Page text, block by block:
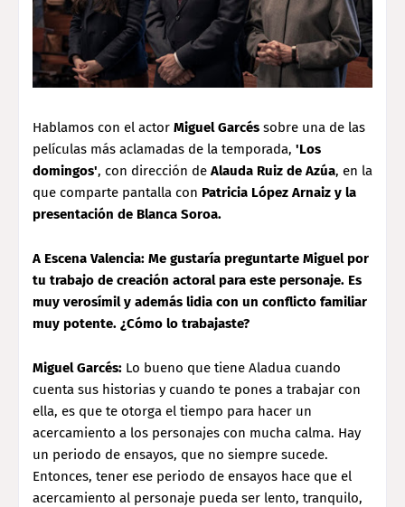
Hablamos con el actor Miguel Garcés sobre una de las
películas más aclamadas de la temporada, 'Los
domingos', con dirección de Alauda Ruiz de Azúa, en la
que comparte pantalla con Patricia López Arnaiz y la
presentación de Blanca Soroa.
A Escena Valencia: Me gustaría preguntarte Miguel por
tu trabajo de creación actoral para este personaje. Es
muy verosímil y además lidia con un conflicto familiar
muy potente. ¿Cómo lo trabajaste?
Miguel Garcés: Lo bueno que tiene Aladua cuando
cuenta sus historias y cuando te pones a trabajar con
ella, es que te otorga el tiempo para hacer un
acercamiento a los personajes con mucha calma. Hay
un periodo de ensayos, que no siempre sucede.
Entonces, tener ese periodo de ensayos hace que el
acercamiento al personaje pueda ser lento, tranquilo,